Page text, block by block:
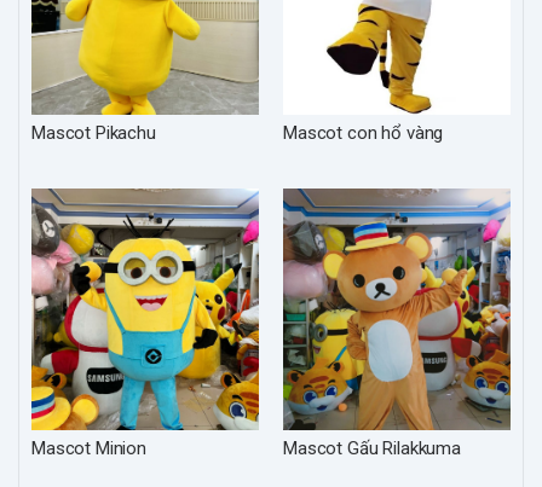
Mascot Pikachu Mascot con hổ vàng
Mascot Minion Mascot Gấu Rilakkuma